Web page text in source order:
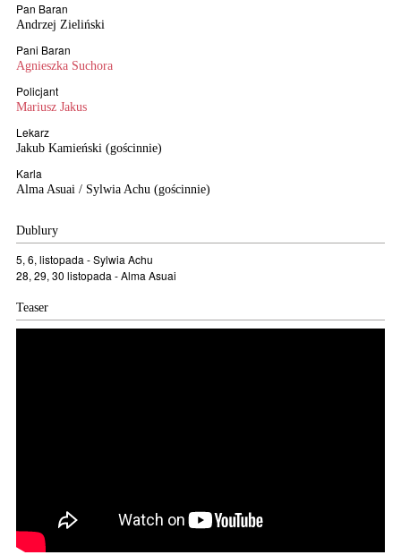
Pan Baran
Andrzej Zieliński
Pani Baran
Agnieszka Suchora
Policjant
Mariusz Jakus
Lekarz
Jakub Kamieński (gościnnie)
Karla
Alma Asuai / Sylwia Achu (gościnnie)
Dublury
5, 6, listopada - Sylwia Achu
28, 29, 30 listopada - Alma Asuai
Teaser